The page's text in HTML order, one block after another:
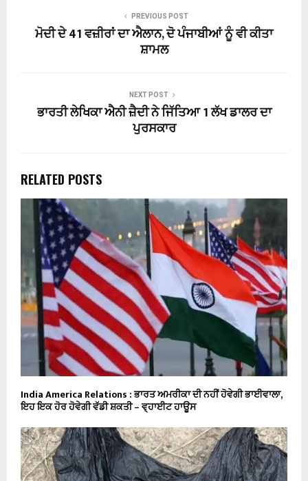
PREVIOUS POST
ਮੋਦੀ ਦੇ 41 ਵਜ਼ੀਰਾਂ ਦਾ ਐਲਾਨ, ਦੋ ਪੰਜਾਬੀਆਂ ਨੂੰ ਵੀ ਕੀਤਾ
ਸ਼ਾਮਲ
NEXT POST
ਭਾਰਤੀ ਲੇਖਿਕਾ ਐਨੀ ਜ਼ੈਦੀ ਨੇ ਜਿੱਤਿਆ 1 ਲੱਖ ਡਾਲਰ ਦਾ
ਪੁਰਸਕਾਰ
RELATED POSTS
India America Relations : ਭਾਰਤ ਅਮਰੀਕਾ ਦੀ ਨਹੀਂ ਹੋਵੇਗੀ ਭਾਈਵਾਲਾ,
ਇਹ ਇਕ ਹੋਰ ਹੋਵੇਗੀ ਵੱਡੀ ਸ਼ਕਤੀ – ਵ੍ਹਾਈਟ ਹਾਊਸ